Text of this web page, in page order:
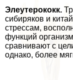
Элеутерококк.
сибиряков и
стрессам,
функций
сравнивают с
однако, более